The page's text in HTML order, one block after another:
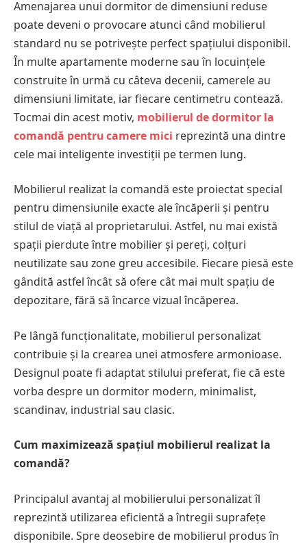
Amenajarea unui dormitor de dimensiuni reduse
poate deveni o provocare atunci când mobilierul
standard nu se potrivește perfect spațiului disponibil.
În multe apartamente moderne sau în locuințele
construite în urmă cu câteva decenii, camerele au
dimensiuni limitate, iar fiecare centimetru contează.
Tocmai din acest motiv, mobilierul de dormitor la
comandă pentru camere mici reprezintă una dintre
cele mai inteligente investiții pe termen lung.
Mobilierul realizat la comandă este proiectat special
pentru dimensiunile exacte ale încăperii și pentru
stilul de viață al proprietarului. Astfel, nu mai există
spații pierdute între mobilier și pereți, colțuri
neutilizate sau zone greu accesibile. Fiecare piesă este
gândită astfel încât să ofere cât mai mult spațiu de
depozitare, fără să încarce vizual încăperea.
Pe lângă funcționalitate, mobilierul personalizat
contribuie și la crearea unei atmosfere armonioase.
Designul poate fi adaptat stilului preferat, fie că este
vorba despre un dormitor modern, minimalist,
scandinav, industrial sau clasic.
Cum maximizează spațiul mobilierul realizat la
comandă?
Principalul avantaj al mobilierului personalizat îl
reprezintă utilizarea eficientă a întregii suprafețe
disponibile. Spre deosebire de mobilierul produs în